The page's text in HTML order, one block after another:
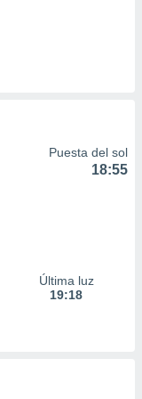
Puesta del sol
18:55
Última luz
19:18